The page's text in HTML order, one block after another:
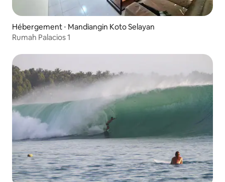
Hébergement ⋅ Mandiangin Koto Selayan
Rumah Palacios 1